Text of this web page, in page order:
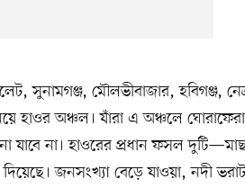
সুনামগঞ্জ, মৌলভীবাজার, হবিগঞ্জ,
হাওর অঞ্চল। যাঁরা এ অঞ্চলে
যাবে না। হাওরের প্রধান ফসল
জনসংখ্যা বেড়ে যাওয়া, নদী